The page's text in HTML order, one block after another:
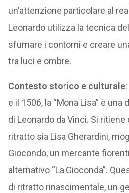
un’attenzione particolare al
Leonardo utilizza la tecnica
sfumare i contorni e creare
tra luci e ombre.
Contesto storico e culturale
e il 1506, la “Mona Lisa” è
di Leonardo da Vinci. Si
ritratto sia Lisa Gherardini,
Giocondo, un mercante
alternativo “La Gioconda”.
di ritratto rinascimentale, un